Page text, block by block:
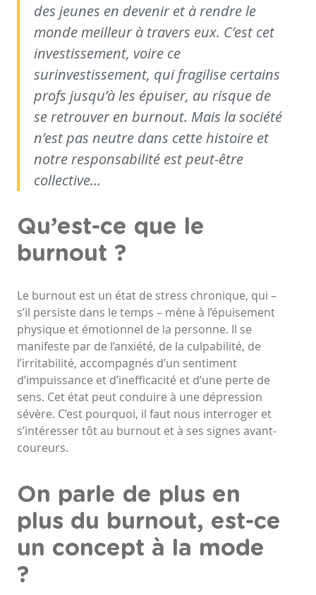
des jeunes en devenir et à rendre le
monde meilleur à travers eux. C’est cet
investissement, voire ce
surinvestissement, qui fragilise certains
profs jusqu’à les épuiser, au risque de
se retrouver en burnout. Mais la société
n’est pas neutre dans cette histoire et
notre responsabilité est peut-être
collective…
Qu’est-ce que le
burnout ?
Le burnout est un état de stress chronique, qui –
s’il persiste dans le temps – mène à l’épuisement
physique et émotionnel de la personne. Il se
manifeste par de l’anxiété, de la culpabilité, de
l’irritabilité, accompagnés d’un sentiment
d’impuissance et d’inefficacité et d’une perte de
sens. Cet état peut conduire à une dépression
sévère. C’est pourquoi, il faut nous interroger et
s’intéresser tôt au burnout et à ses signes avant-
coureurs.
On parle de plus en
plus du burnout, est-ce
un concept à la mode
?